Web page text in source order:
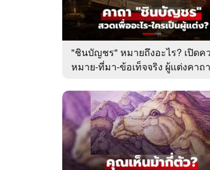
"ชินบัญชร" หมายถึงอะไร? เปิดค
หมาย-ที่มา-ข้อเท็จจริง ผู้แต่งคา